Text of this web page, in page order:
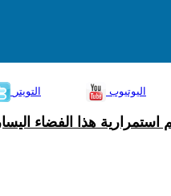
التويتر اليوتيوب
هذا الفضاء